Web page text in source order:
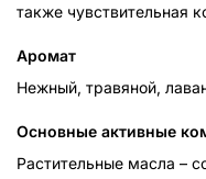
также чувствительная
Аромат
Нежный, травяной,
Основные активные
Растительные масла –